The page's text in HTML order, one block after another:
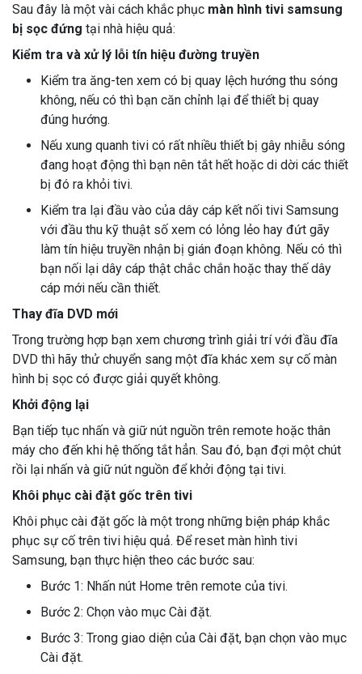
Sau đây là một vài cách khắc phục màn hình tivi samsung
bị sọc đứng tại nhà hiệu quả:
Kiểm tra và xử lý lỗi tín hiệu đường truyền
Kiểm tra ăng-ten xem có bị quay lệch hướng thu sóng
không, nếu có thì bạn căn chỉnh lại để thiết bị quay
đúng hướng.
Nếu xung quanh tivi có rất nhiều thiết bị gây nhiễu sóng
đang hoạt động thì bạn nên tắt hết hoặc di dời các thiết
bị đó ra khỏi tivi.
Kiểm tra lại đầu vào của dây cáp kết nối tivi Samsung
với đầu thu kỹ thuật số xem có lỏng lẻo hay đứt gãy
làm tín hiệu truyền nhận bị gián đoạn không. Nếu có thì
bạn nối lại dây cáp thật chắc chắn hoặc thay thế dây
cáp mới nếu cần thiết.
Thay đĩa DVD mới
Trong trường hợp bạn xem chương trình giải trí với đầu đĩa
DVD thì hãy thử chuyển sang một đĩa khác xem sự cố màn
hình bị sọc có được giải quyết không.
Khởi động lại
Bạn tiếp tục nhấn và giữ nút nguồn trên remote hoặc thân
máy cho đến khi hệ thống tắt hẳn. Sau đó, bạn đợi một chút
rồi lại nhấn và giữ nút nguồn để khởi động tại tivi.
Khôi phục cài đặt gốc trên tivi
Khôi phục cài đặt gốc là một trong những biện pháp khắc
phục sự cố trên tivi hiệu quả. Để reset màn hình tivi
Samsung, bạn thực hiện theo các bước sau:
Bước 1: Nhấn nút Home trên remote của tivi.
Bước 2: Chọn vào mục Cài đặt.
Bước 3: Trong giao diện của Cài đặt, bạn chọn vào mục
Cài đặt.